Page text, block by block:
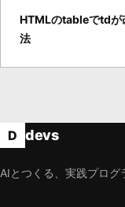
HTMLのtableでtdが
法
D devs
AIとつくる、実践プログ